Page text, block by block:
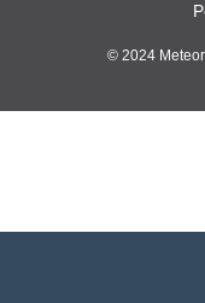
© 2024